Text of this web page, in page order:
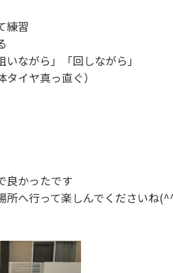
練習
ながら」「回しながら」
イヤ真っ直ぐ）
良かったです
所へ行って楽しんでくださいね